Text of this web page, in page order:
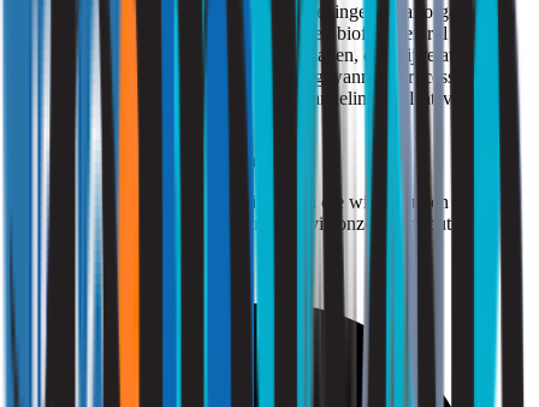
Endotoxinen zijn alom aanwezig in omgevingen waar organisch
materiaal wordt verwerkt of waar water en biofilm een rol spelen.
Ze kunnen gezondheidsklachten veroorzaken, ook bij relatief lage
concentraties. Metingen zijn vooral nodig wanneer processen
veranderen, klachten ontstaan of open handelingen plaatsvinden
waarbij veel materiaal vrijkomt.
Strooming: Binnengewoon goed!
Bent u benieuwd naar de mogelijkheden die wij u kunnen bieden?
Vraag dan een vrijblijvende offerte aan via onze offertebutton.